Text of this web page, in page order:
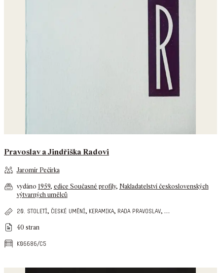
Pravoslav a Jindřiška Radovi
Jaromír Pečírka
vydáno 1959, edice Současné profily, Nakladatelství československých
výtvarných umělců
20. století, české umění, keramika, rada pravoslav, …
40 stran
k06686/c5